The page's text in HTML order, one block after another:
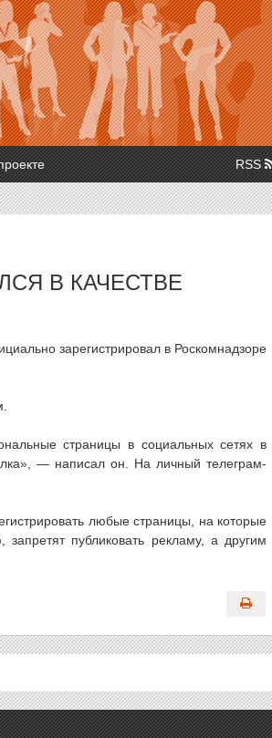
RSS
В КАЧЕСТВЕ
зарегистрировал в Роскомнадзоре
страницы в социальных сетях в
— написал он. На личный телеграм-
любые страницы, на которые
публиковать рекламу, а другим